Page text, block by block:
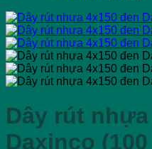
Dây rút
Daxinco